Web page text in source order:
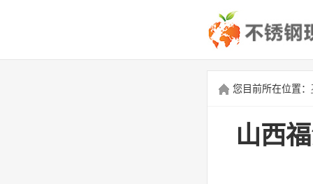
您目前所在位置：
山西